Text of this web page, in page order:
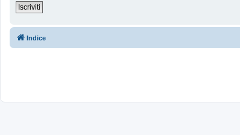
Iscriviti
Indice